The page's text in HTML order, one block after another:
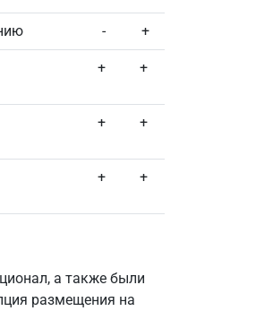
- +
+ +
+ +
+ +
а также были
размещения на